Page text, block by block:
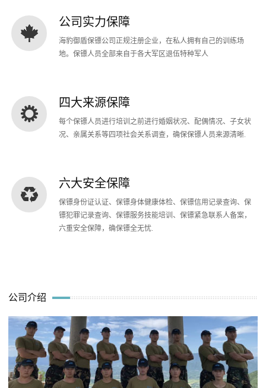
公司实力保障
海豹御盾保镖公司正规注册企业，在私人拥有自己的训练场
地。保镖人员全部来自于各大军区退伍特种军人
四大来源保障
每个保镖人员进行培训之前进行婚姻状况、配偶情况、子女状
况、亲属关系等四项社会关系调查，确保保镖人员来源清晰.
六大安全保障
保镖身份证认证、保镖身体健康体检、保镖信用记录查询、保
镖犯罪记录查询、保镖服务技能培训、保镖紧急联系人备案，
六重安全保障，确保镖全无忧.
公司介绍